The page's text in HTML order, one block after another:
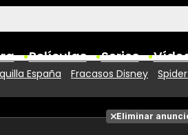
Películas Series
España Fracasos Disney
Eliminar